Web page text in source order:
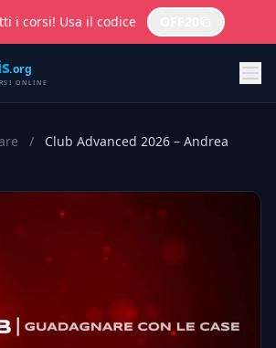
i corsi! Usa il codice
/
Club Advanced 2026 – Andrea